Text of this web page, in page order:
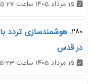
280. هوشمندسازی تردد
در قدس